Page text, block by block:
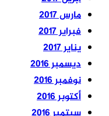
مارس 2017
فبراير 2017
يناير 2017
ديسمبر 2016
نوفمبر 2016
أكتوبر 2016